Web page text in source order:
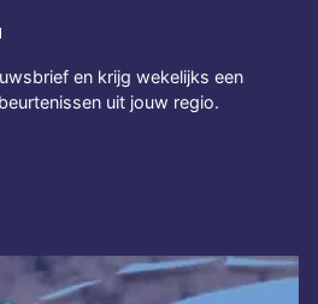
en krijg wekelijks een
uit jouw regio.